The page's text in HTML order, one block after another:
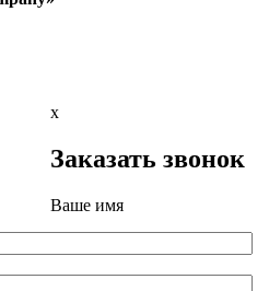
x
Заказать звонок
Ваше имя